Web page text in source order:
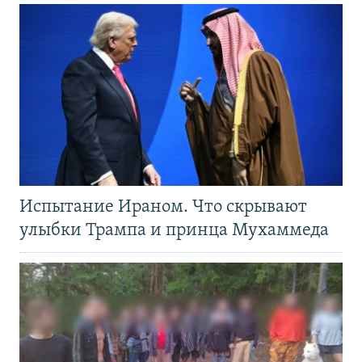
Испытание Ираном. Что скрывают
улыбки Трампа и принца Мухаммеда